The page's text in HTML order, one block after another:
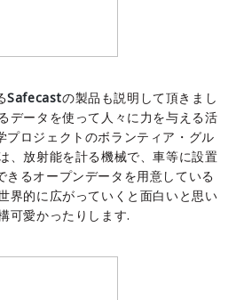
Safecastの製品も説明して頂きまし
ータを使って人々に力を与える活
プロジェクトのボランティア・グル
、放射能を計る機械で、車等に設置
きるオープンデータを用意している
界的に広がっていくと面白いと思い
可愛かったりします.